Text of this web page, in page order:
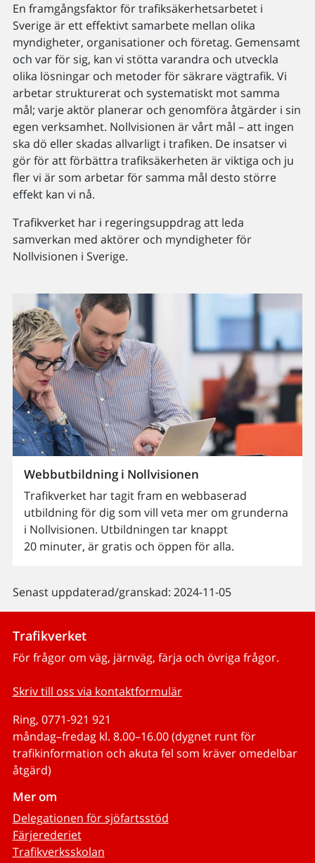
En framgångsfaktor för trafiksäkerhetsarbetet i
Sverige är ett effektivt samarbete mellan olika
myndigheter, organisationer och företag. Gemensamt
och var för sig, kan vi stötta varandra och utveckla
olika lösningar och metoder för säkrare vägtrafik. Vi
arbetar strukturerat och systematiskt mot samma
mål; varje aktör planerar och genomföra åtgärder i sin
egen verksamhet. Nollvisionen är vårt mål – att ingen
ska dö eller skadas allvarligt i trafiken. De insatser vi
gör för att förbättra trafiksäkerheten är viktiga och ju
fler vi är som arbetar för samma mål desto större
effekt kan vi nå.
Trafikverket har i regeringsuppdrag att leda
samverkan med aktörer och myndigheter för
Nollvisionen i Sverige.
Webbutbildning i Nollvisionen
Trafikverket har tagit fram en webbaserad
utbildning för dig som vill veta mer om grunderna
i Nollvisionen. Utbildningen tar knappt
20 minuter, är gratis och öppen för alla.
Senast uppdaterad/granskad: 2024-11-05
Trafikverket
För frågor om väg, järnväg, färja och övriga frågor.
Skriv till oss via kontaktformulär
Ring, 0771-921 921
måndag–fredag kl. 8.00–16.00 (dygnet runt för
trafikinformation och akuta fel som kräver omedelbar
åtgärd)
Mer om
Delegationen för sjöfartsstöd
Färjerederiet
Trafikverksskolan